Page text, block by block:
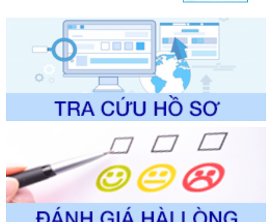
Tên: Quyết định công bố Danh mục thủ tục hành chính
được sửa đổi, bổ sung và phê duyệt Quy trình nội bộ, quy
trình điện tử giải quyết thủ tục hành chính trong lĩnh vực Du
lịch thuộc phạm vi chức năng quản lý của Sở Văn hóa, Thể
thao và Du lịch
Ngày ban hành: 01/06/2026
Số kí hiệu:2310/QĐ-UBND
Tên: Về việc công bố Danh mục thủ tục hành chính sửa
đổi, bổ sung và phê duyệt Quy trình nội bộ, quy trình điện tử
trong giải quyết thủtục hành chính lĩnh vực biến đổi khí hậu
thuộc phạm vi giải quyết của Sở Nông nghiệp và Môi
Ngày ban hành: 01/06/2026
Số kí hiệu:
2300/QĐ-UBND
Tên: V/v công bố danh mục thủ tục hành chính được sửa
đổi, bổ sung và phê duyệt quy trình nội bộ, quy trình điện tử